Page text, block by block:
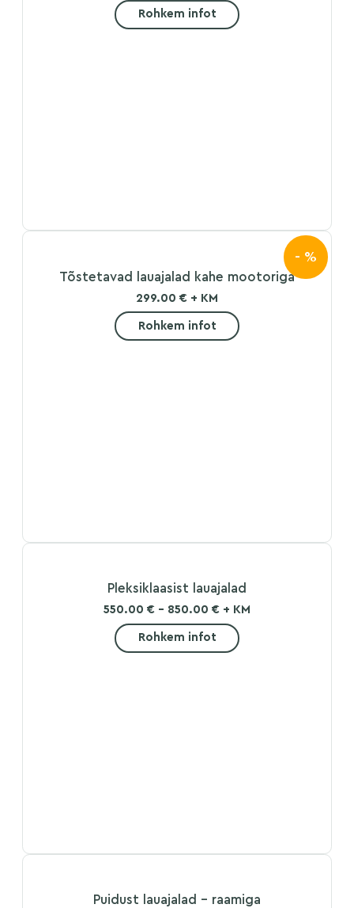
Rohkem infot
- %
Tõstetavad lauajalad kahe mootoriga
299.00 € + KM
Rohkem infot
Pleksiklaasist lauajalad
550.00 € - 850.00 € + KM
Rohkem infot
Puidust lauajalad – raamiga